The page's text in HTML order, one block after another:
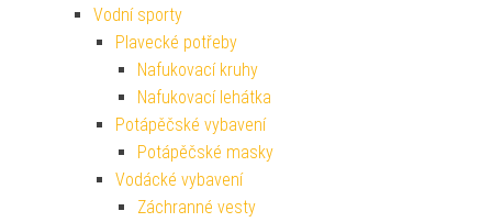
Vodní sporty
Plavecké potřeby
Nafukovací kruhy
Nafukovací lehátka
Potápěčské vybavení
Potápěčské masky
Vodácké vybavení
Záchranné vesty